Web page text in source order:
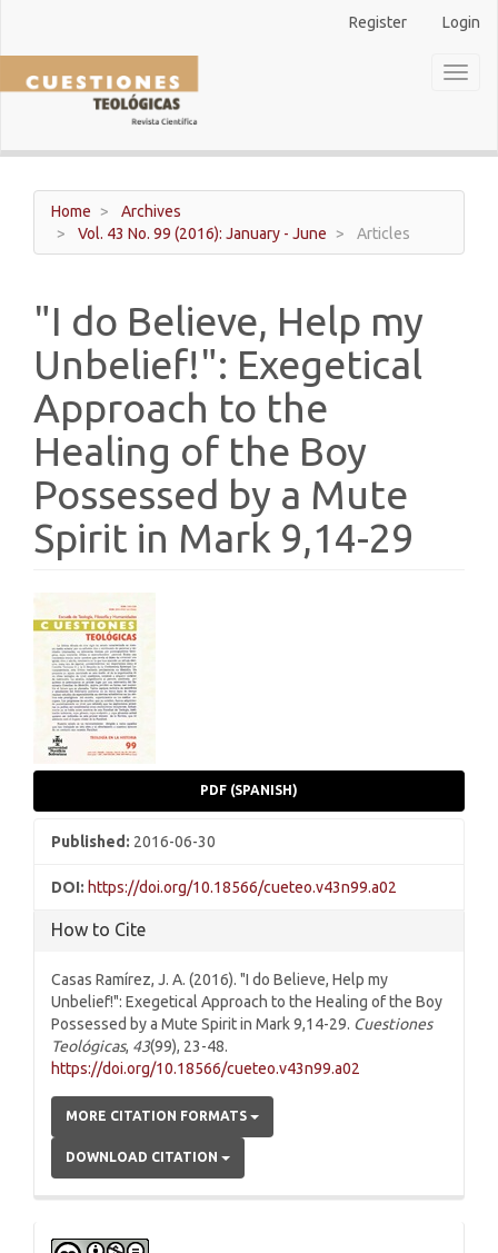
Main
Content
Sidebar
Register Login
Home
Archives
Vol. 43 No. 99 (2016): January - June
Articles
"I do Believe, Help my
Unbelief!": Exegetical
Approach to the
Healing of the Boy
Possessed by a Mute
Spirit in Mark 9,14-29
Article
Sidebar
PDF (SPANISH)
Published: 2016-06-30
DOI: https://doi.org/10.18566/cueteo.v43n99.a02
How to Cite
Casas Ramírez, J. A. (2016). "I do Believe, Help my
Unbelief!": Exegetical Approach to the Healing of the Boy
Possessed by a Mute Spirit in Mark 9,14-29. Cuestiones
Teológicas, 43(99), 23-48.
https://doi.org/10.18566/cueteo.v43n99.a02
MORE CITATION FORMATS
DOWNLOAD CITATION